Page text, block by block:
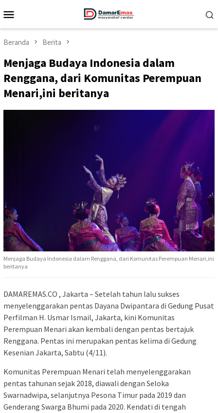
ke
Mobile
Beranda Berita
Menjaga Budaya Indonesia dalam
Renggana, dari Komunitas Perempuan
Menari,ini beritanya
Menjaga Budaya Indonesia dalam Renggana, dari Komunitas Perempuan Menari,ini
beritanya
DAMAREMAS.CO , Jakarta – Setelah tahun lalu sukses
menyelenggarakan pentas Dayana Dwipantara di Gedung Pusat
Perfilman H. Usmar Ismail, Jakarta, kini Komunitas
Perempuan Menari akan kembali dengan pentas bertajuk
Renggana. Pentas ini merupakan pentas kelima di Gedung
Kesenian Jakarta, Sabtu (4/11).
Komunitas Perempuan Menari telah menyelenggarakan
pentas tahunan sejak 2018, diawali dengan Seloka
Swarnadwipa, selanjutnya Pesona Timur pada 2019 dan
Genderang Swarga Bhumi pada 2020. Kendati di tengah